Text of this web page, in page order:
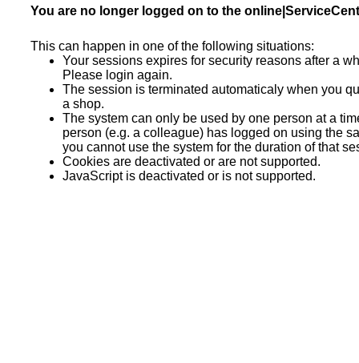
You are no longer logged on to the
This can happen in one of the following situations:
Your sessions expires for security reasons after a
Please login again.
The session is terminated automaticaly when you
a shop.
The system can only be used by one person at a
person (e.g. a colleague) has logged on using the
you cannot use the system for the duration of that
Cookies are deactivated or are not supported.
JavaScript is deactivated or is not supported.